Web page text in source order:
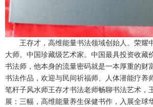
王存才，高维能量书法领域创始人。荣耀
大师。中国珍藏级艺术家。中国最具投资收藏
书法师，他本身的流量密码就是一本厚重的财
书法作品，欢迎与民间祈福师、人体潜能疗养
笔杆子风水师王存才书法老师畅聊书法艺术，
展：三幅，高维能量养生保健书作，入展全球